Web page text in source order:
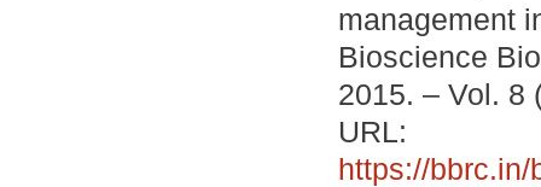
management
Bioscience
2015. – Vol. 8
URL:
https://bbrc.in/